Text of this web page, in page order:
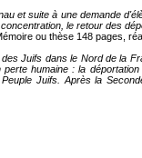
et suite à une demande
le retour des
ou thèse 148 pages,
Juifs dans le Nord de la
humaine : la
Juifs. Après la